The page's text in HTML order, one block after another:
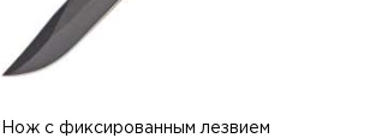
Нож с фиксированным лезвием